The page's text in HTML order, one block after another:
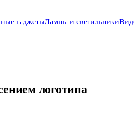
гаджетыЛампы и светильники
логотипа